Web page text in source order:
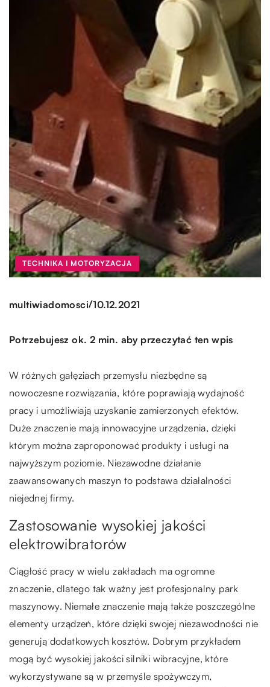
TECHNIKA I MOTORYZACJA
multiwiadomosci/10.12.2021
Potrzebujesz ok. 2 min. aby przeczytać ten wpis
W różnych gałęziach przemysłu niezbędne są
nowoczesne rozwiązania, które poprawiają wydajność
pracy i umożliwiają uzyskanie zamierzonych efektów.
Duże znaczenie mają innowacyjne urządzenia, dzięki
którym można zaproponować produkty i usługi na
najwyższym poziomie. Niezawodne działanie
zaawansowanych maszyn to podstawa działalności
niejednej firmy.
Zastosowanie wysokiej jakości
elektrowibratorów
Ciągłość pracy w wielu zakładach ma ogromne
znaczenie, dlatego tak ważny jest profesjonalny park
maszynowy. Niemałe znaczenie mają także poszczególne
elementy urządzeń, które dzięki swojej niezawodności nie
generują dodatkowych kosztów. Dobrym przykładem
mogą być wysokiej jakości silniki wibracyjne, które
wykorzystywane są w przemyśle spożywczym,